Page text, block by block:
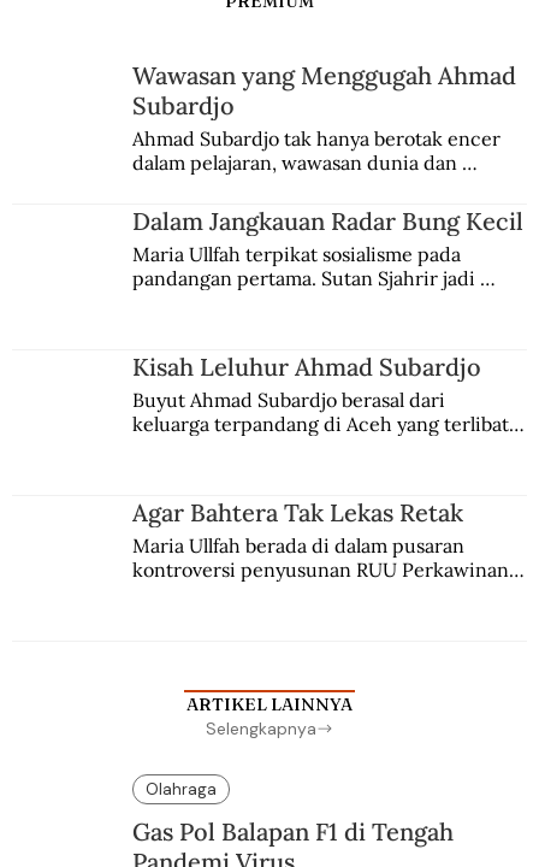
Teknologi Radar di Microwave
Wawasan yang Menggugah Ahmad
Subardjo
Ahmad Subardjo tak hanya berotak encer
dalam pelajaran, wawasan dunia dan
Jules Verne, Multatuli, hingga Sun Yat-sen.
Dalam Jangkauan Radar Bung Kecil
Maria Ullfah terpikat sosialisme pada
pandangan pertama. Sutan Sjahrir jadi
Kisah Leluhur Ahmad Subardjo
Buyut Ahmad Subardjo berasal dari
keluarga terpandang di Aceh yang terlibat
Agar Bahtera Tak Lekas Retak
Maria Ullfah berada di dalam pusaran
kontroversi penyusunan RUU Perkawinan.
ARTIKEL LAINNYA
Selengkapnya
Olahraga
Gas Pol Balapan F1 di Tengah